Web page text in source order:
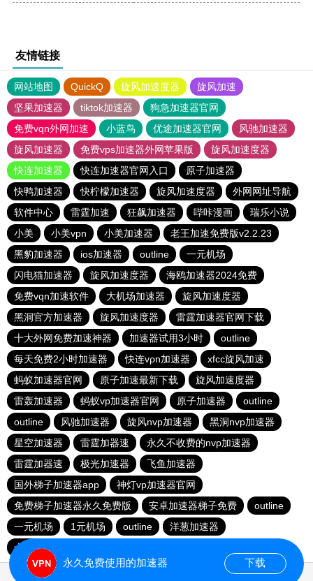
友情链接
网站地图 QuickQ 旋风加速度器
旋风加速
坚果加速器
tiktok加速器
狗急加速器官网
免费vqn外网加速
小蓝鸟 优途加速器官网
风驰加速器
旋风加速器
免费vps加速器外网苹果版
旋风加速度器
快连加速器
快连加速器官网入口
原子加速器
快鸭加速器
快柠檬加速器 旋风加速度器
外网网址导航
软件中心
雷霆加速 狂飙加速器 哔咔漫画
瑞乐小说
小美
小美vpn 小美加速器
老王加速免费版v2.2.23
黑豹加速器
ios加速器 outline
一元机场
闪电猫加速器
旋风加速度器
海鸥加速器2024免费
免费vqn加速软件
大机场加速器
旋风加速度器
黑洞官方加速器
旋风加速度器
雷霆加速器官网下载
十大外网免费加速神器
加速器试用3小时
outline
每天免费2小时加速器
快连vρn加速器
xfcc旋风加速
蚂蚁加速器官网
原子加速最新下载
旋风加速度器
雷轰加速器
蚂蚁vp加速器官网 原子加速器
outline
outline
风驰加速器 旋风nvp加速器
黑洞nvp加速器
星空加速器
雷霆加器速
永久不收费的nvp加速器
雷霆加器速
极光加速器
飞鱼加速器
国外梯子加速器app
神灯vp加速器官网
免费梯子加速器永久免费版
安卓加速器梯子免费
outline
一元机场
1元机场 outline
洋葱加速器
十大免费网络加速神器
永久免费使用的加速器 下载